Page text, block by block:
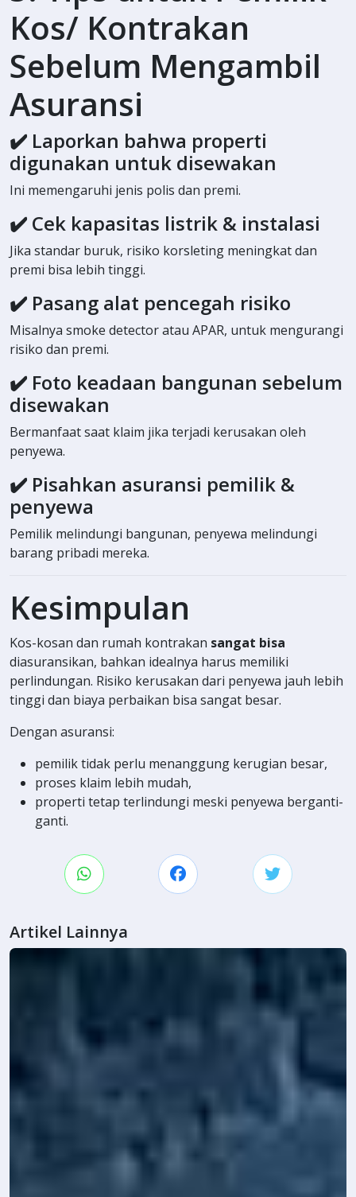
Kos/ Kontrakan
Sebelum Mengambil
Asuransi
✔️ Laporkan bahwa properti
digunakan untuk disewakan
Ini memengaruhi jenis polis dan premi.
✔️ Cek kapasitas listrik & instalasi
Jika standar buruk, risiko korsleting meningkat dan
premi bisa lebih tinggi.
✔️ Pasang alat pencegah risiko
Misalnya smoke detector atau APAR, untuk mengurangi
risiko dan premi.
✔️ Foto keadaan bangunan sebelum
disewakan
Bermanfaat saat klaim jika terjadi kerusakan oleh
penyewa.
✔️ Pisahkan asuransi pemilik &
penyewa
Pemilik melindungi bangunan, penyewa melindungi
barang pribadi mereka.
Kesimpulan
Kos-kosan dan rumah kontrakan sangat bisa
diasuransikan, bahkan idealnya harus memiliki
perlindungan. Risiko kerusakan dari penyewa jauh lebih
tinggi dan biaya perbaikan bisa sangat besar.
Dengan asuransi:
pemilik tidak perlu menanggung kerugian besar,
proses klaim lebih mudah,
properti tetap terlindungi meski penyewa berganti-
ganti.
Artikel Lainnya